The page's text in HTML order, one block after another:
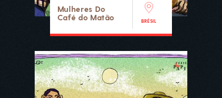
Mulheres Do
Café do Matão
BRÉSIL